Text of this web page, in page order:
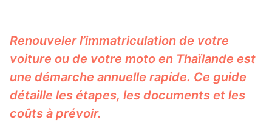
Renouveler l’immatriculation de votre
voiture ou de votre moto en Thaïlande est
une démarche annuelle rapide. Ce guide
détaille les étapes, les documents et les
coûts à prévoir.